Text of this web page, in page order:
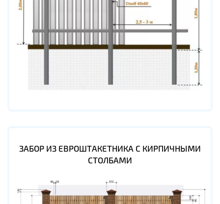
ЗАБОР ИЗ ЕВРОШТАКЕТНИКА С КИРПИЧНЫМИ
СТОЛБАМИ